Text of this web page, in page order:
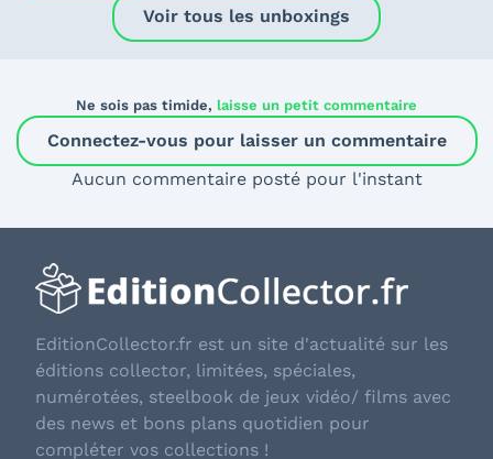
Voir tous les unboxings
Ne sois pas timide, laisse un petit commentaire
Connectez-vous pour laisser un commentaire
Aucun commentaire posté pour l'instant
EditionCollector.fr est un site d'actualité sur les
éditions collector, limitées, spéciales,
numérotées, steelbook de jeux vidéo/ films avec
des news et bons plans quotidien pour
compléter vos collections !